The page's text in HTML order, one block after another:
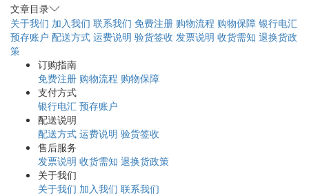
文章目录
关于我们 加入我们 联系我们 免费注册 购物流程 购物保障 银行电汇
预存账户 配送方式 运费说明 验货签收 发票说明 收货需知 退换货政
策
订购指南
免费注册 购物流程 购物保障
支付方式
银行电汇 预存账户
配送说明
配送方式 运费说明 验货签收
售后服务
发票说明 收货需知 退换货政策
关于我们
关于我们 加入我们 联系我们